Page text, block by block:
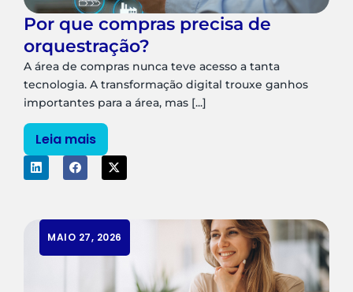
Por que compras precisa de
orquestração?
A área de compras nunca teve acesso a tanta
tecnologia. A transformação digital trouxe ganhos
importantes para a área, mas [...]
Leia mais
MAIO 27, 2026